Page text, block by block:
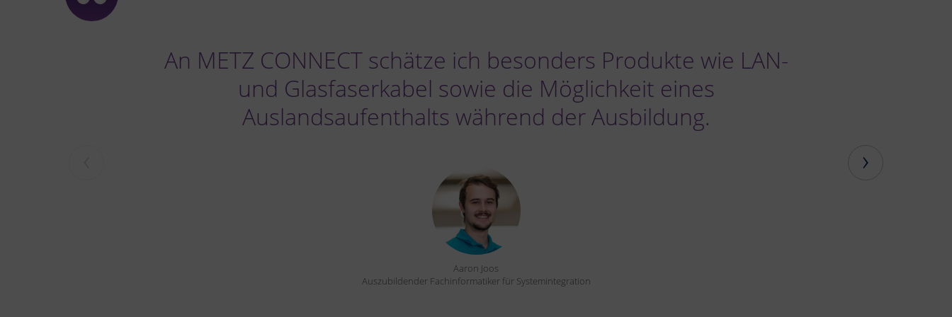
An METZ CONNECT schätze ich besonders Produkte wie LAN-
und Glasfaserkabel sowie die Möglichkeit eines
Auslandsaufenthalts während der Ausbildung.
Aaron Joos
Auszubildender Fachinformatiker für Systemintegration
›